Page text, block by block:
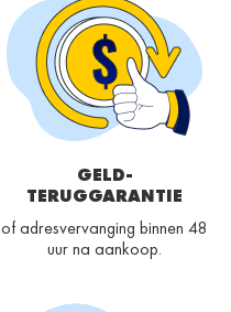
GELD-
TERUGGARANTIE
of adresvervanging binnen 48
uur na aankoop.